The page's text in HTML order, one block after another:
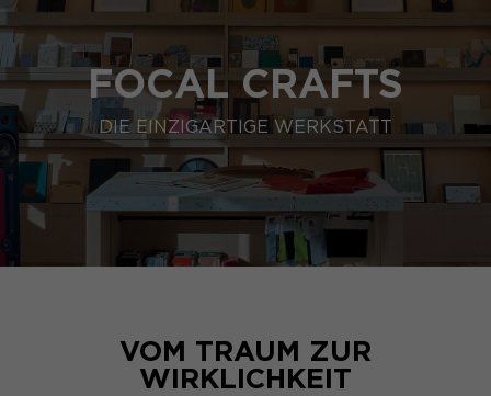
FOCAL CRAFTS
DIE EINZIGARTIGE WERKSTATT
VOM TRAUM ZUR
WIRKLICHKEIT